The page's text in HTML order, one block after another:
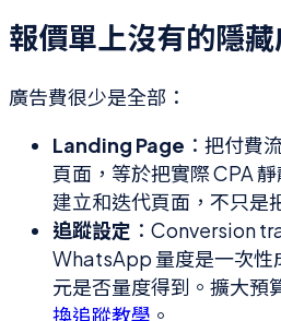
報價單上沒有的隱
廣告費很少是全部：
Landing Page ：把付費
頁面，等於把實際 CPA
建立和迭代頁面，不只是
追蹤設定 ：Conversion
WhatsApp 量度是一次性
元是否量度得到。擴大預
換追蹤教學 。